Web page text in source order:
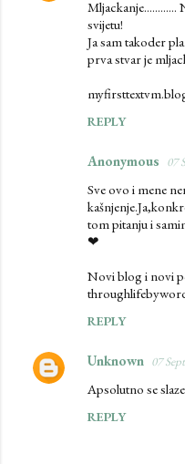
svijetu!
Ja sam takoder
prva stvar je
REPLY
Anonymous 07
Sve ovo i mene
tom pitanju i
❤
Novi blog i novi
REPLY
Unknown 07
Apsolutno se
REPLY